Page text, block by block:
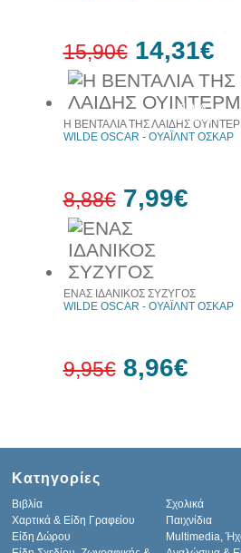
10%
έκπτωση
15,90€ 14,31€
Η ΒΕΝΤΑΛΙΑ ΤΗΣ ΛΑΙΔΗΣ
WILDE OSCAR - ΟΥΑΪΛΝΤ ΟΣΚΑΡ
8,88€ 7,99€
ΕΝΑΣ ΙΔΑΝΙΚΟΣ ΣΥΖΥΓΟΣ
WILDE OSCAR - ΟΥΑΪΛΝΤ ΟΣΚΑΡ
9,95€ 8,96€
Κατηγορίες
Βιβλία
Σχολικά
Χαρτικά & Είδη Γραφείου
Παιχνίδια
Είδη Δώρου
Multimedia,